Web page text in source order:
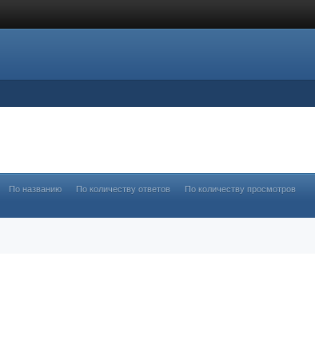
По названию По количеству ответов По количеству просмотров